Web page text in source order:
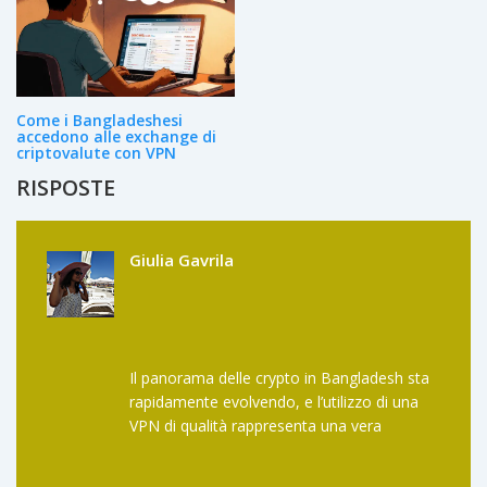
Come i Bangladeshesi
accedono alle exchange di
criptovalute con VPN
RISPOSTE
Giulia Gavrila
Il panorama delle crypto in Bangladesh sta
rapidamente evolvendo, e l’utilizzo di una
VPN di qualità rappresenta una vera